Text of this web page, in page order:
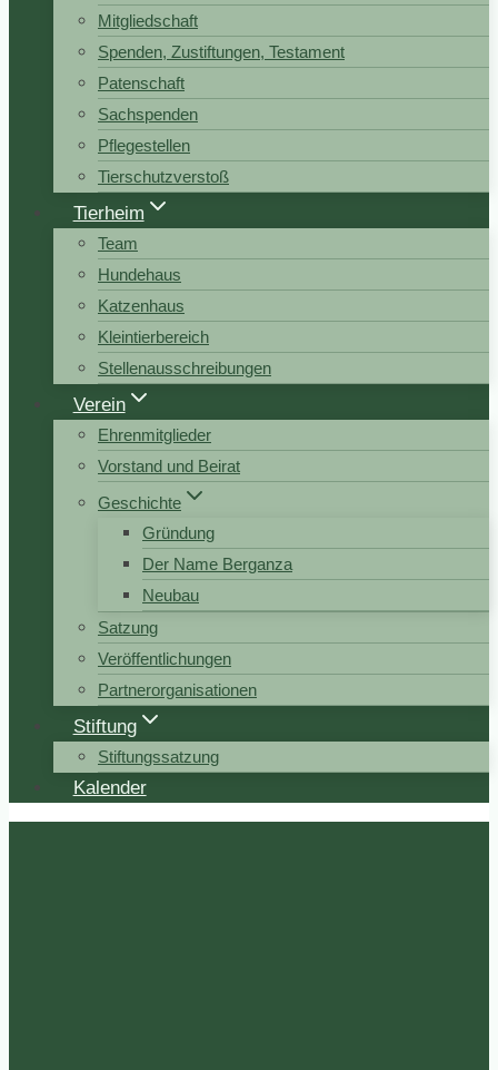
Mitgliedschaft
Spenden, Zustiftungen, Testament
Patenschaft
Sachspenden
Pflegestellen
Tierschutzverstoß
Tierheim
Team
Hundehaus
Katzenhaus
Kleintierbereich
Stellenausschreibungen
Verein
Ehrenmitglieder
Vorstand und Beirat
Geschichte
Gründung
Der Name Berganza
Neubau
Satzung
Veröffentlichungen
Partnerorganisationen
Stiftung
Stiftungssatzung
Kalender